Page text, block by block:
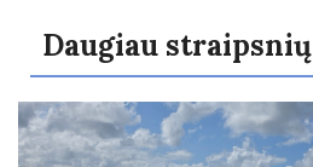
Daugiau straipsnių